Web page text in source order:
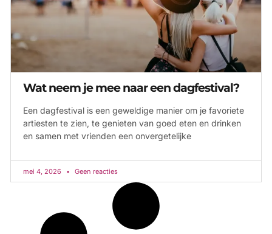
Wat neem je mee naar een dagfestival?
Een dagfestival is een geweldige manier om je favoriete
artiesten te zien, te genieten van goed eten en drinken
en samen met vrienden een onvergetelijke
mei 4, 2026 Geen reacties